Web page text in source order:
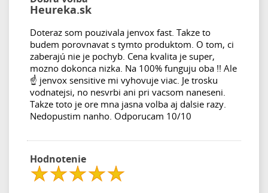
Heureka.sk
Doteraz som pouzivala jenvox fast. Takze to
budem porovnavat s tymto produktom. O tom, ci
zaberajú nie je pochyb. Cena kvalita je super,
mozno dokonca nizka. Na 100% funguju oba !! Ale
☝️ jenvox sensitive mi vyhovuje viac. Je trosku
vodnatejsi, no nesvrbi ani pri vacsom naneseni.
Takze toto je ore mna jasna volba aj dalsie razy.
Nedopustim nanho. Odporucam 10/10
Hodnotenie